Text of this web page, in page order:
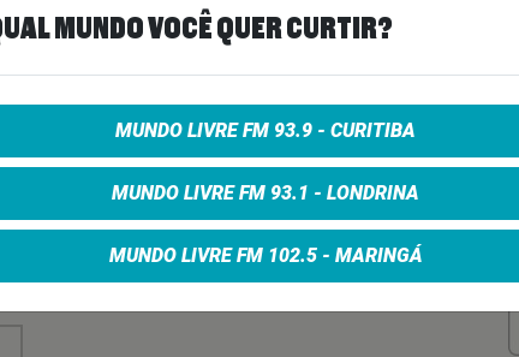
MUNDO VOCÊ QUER CURTIR?
MUNDO LIVRE FM 93.9 - CURITIBA
MUNDO LIVRE FM 93.1 - LONDRINA
MUNDO LIVRE FM 102.5 - MARINGÁ